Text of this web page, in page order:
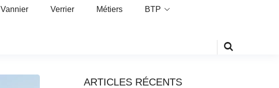
Vannier Verrier Métiers BTP
ARTICLES RÉCENTS